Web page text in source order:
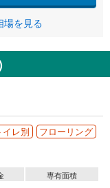
場を見る
レ別
フローリング
専有面積